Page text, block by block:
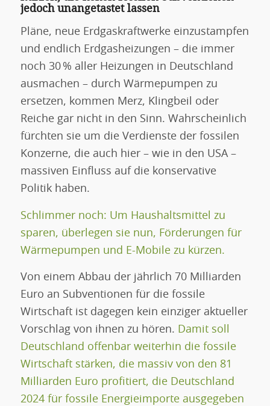
jedoch unangetastet lassen
Pläne, neue Erdgaskraftwerke einzustampfen
und endlich Erdgasheizungen – die immer
noch 30 % aller Heizungen in Deutschland
ausmachen – durch Wärmepumpen zu
ersetzen, kommen Merz, Klingbeil oder
Reiche gar nicht in den Sinn. Wahrscheinlich
fürchten sie um die Verdienste der fossilen
Konzerne, die auch hier – wie in den USA –
massiven Einfluss auf die konservative
Politik haben.
Schlimmer noch: Um Haushaltsmittel zu
sparen, überlegen sie nun, Förderungen für
Wärmepumpen und E-Mobile zu kürzen.
Von einem Abbau der jährlich 70 Milliarden
Euro an Subventionen für die fossile
Wirtschaft ist dagegen kein einziger aktueller
Vorschlag von ihnen zu hören. Damit soll
Deutschland offenbar weiterhin die fossile
Wirtschaft stärken, die massiv von den 81
Milliarden Euro profitiert, die Deutschland
2024 für fossile Energieimporte ausgegeben